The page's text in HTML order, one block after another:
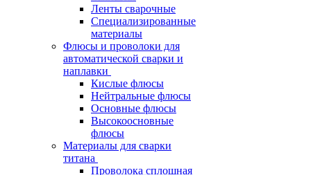
Ленты сварочные
Специализированные
материалы
Флюсы и проволоки для
автоматической сварки и
наплавки
Кислые флюсы
Нейтральные флюсы
Основные флюсы
Высокоосновные
флюсы
Материалы для сварки
титана
Проволока сплошная